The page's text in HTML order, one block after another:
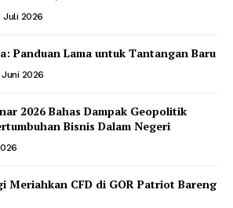
Juli 2026
Panduan Lama untuk Tantangan Baru
2026
2026 Bahas Dampak Geopolitik
Bisnis Dalam Negeri
Meriahkan CFD di GOR Patriot Bareng